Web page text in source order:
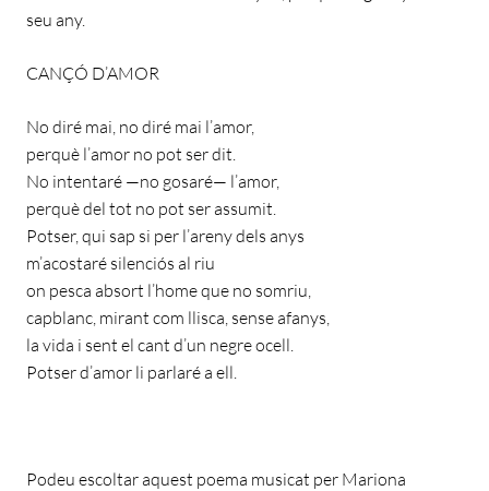
seu any.
CANÇÓ D’AMOR
No diré mai, no diré mai l’amor,
perquè l’amor no pot ser dit.
No intentaré —no gosaré— l’amor,
perquè del tot no pot ser assumit.
Potser, qui sap si per l’areny dels anys
m’acostaré silenciós al riu
on pesca absort l’home que no somriu,
capblanc, mirant com llisca, sense afanys,
la vida i sent el cant d’un negre ocell.
Potser d’amor li parlaré a ell.
Podeu escoltar aquest poema musicat per Mariona